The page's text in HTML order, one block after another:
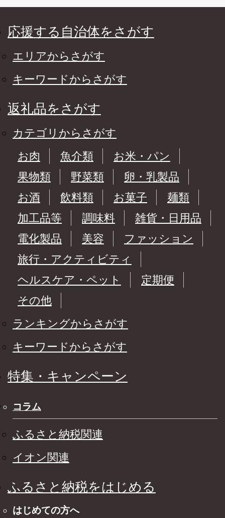
応援する自治体をさがす
エリアからさがす
キーワードからさがす
返礼品をさがす
カテゴリからさがす
お肉
魚介類
お米・パン
果物類
野菜類
卵・乳製品
お酒
飲料類 お菓子
麺類
加工品等
調味料
雑貨・日用品
電化製品
美容
ファッション
旅行・アクティビティ
ヘルスケア・ペット
定期便
その他
ランキングからさがす
キーワードからさがす
特集・キャンペーン
コラム
ふるさと納税関連
イオン関連
ふるさと納税をはじめる
はじめての方へ